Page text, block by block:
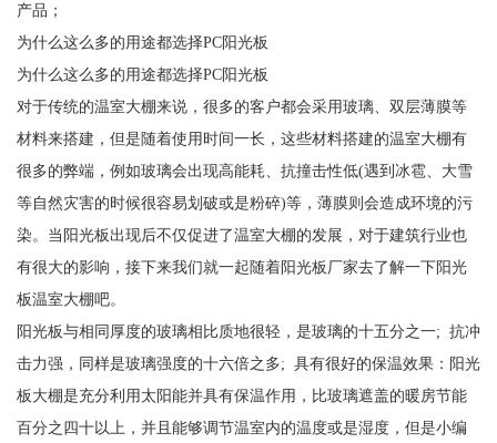
产品；
为什么这么多的用途都选择PC阳光板
为什么这么多的用途都选择PC阳光板
对于传统的温室大棚来说，很多的客户都会采用玻璃、双层薄膜等
材料来搭建，但是随着使用时间一长，这些材料搭建的温室大棚有
很多的弊端，例如玻璃会出现高能耗、抗撞击性低(遇到冰雹、大雪
等自然灾害的时候很容易划破或是粉碎)等，薄膜则会造成环境的污
染。当阳光板出现后不仅促进了温室大棚的发展，对于建筑行业也
有很大的影响，接下来我们就一起随着阳光板厂家去了解一下阳光
板温室大棚吧。
阳光板与相同厚度的玻璃相比质地很轻，是玻璃的十五分之一; 抗冲
击力强，同样是玻璃强度的十六倍之多; 具有很好的保温效果：阳光
板大棚是充分利用太阳能并具有保温作用，比玻璃遮盖的暖房节能
百分之四十以上，并且能够调节温室内的温度或是湿度，但是小编